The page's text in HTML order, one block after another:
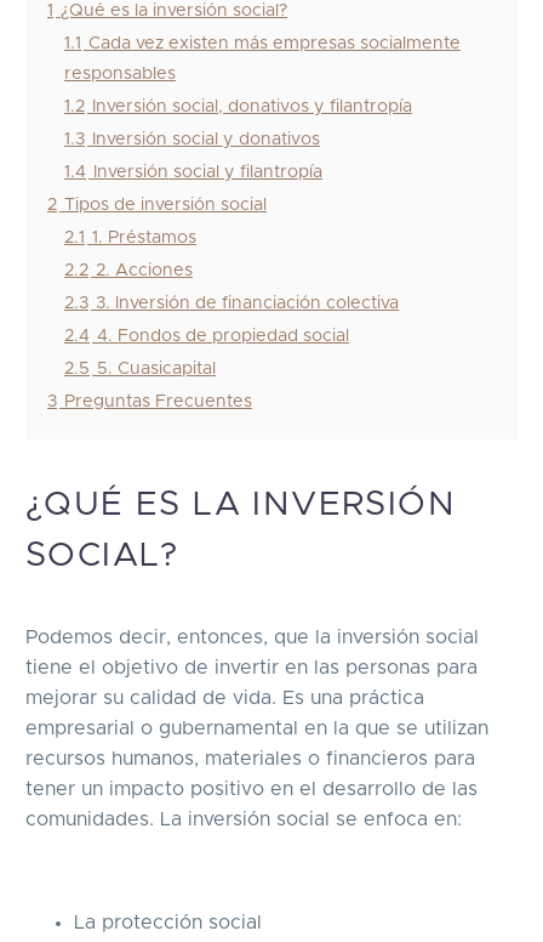
1
¿Qué es la inversión social?
1.1 Cada vez existen más empresas socialmente
responsables
1.2
Inversión social, donativos y filantropía
1.3
Inversión social y donativos
1.4
Inversión social y filantropía
2 Tipos de inversión social
2.1 1. Préstamos
2.2 2. Acciones
2.3 3. Inversión de financiación colectiva
2.4 4. Fondos de propiedad social
2.5 5. Cuasicapital
3 Preguntas Frecuentes
¿QUÉ ES LA INVERSIÓN
SOCIAL?
Podemos decir, entonces, que la inversión social
tiene el objetivo de invertir en las personas para
mejorar su calidad de vida. Es una práctica
empresarial o gubernamental en la que se utilizan
recursos humanos, materiales o financieros para
tener un impacto positivo en el desarrollo de las
comunidades. La inversión social se enfoca en:
La protección social